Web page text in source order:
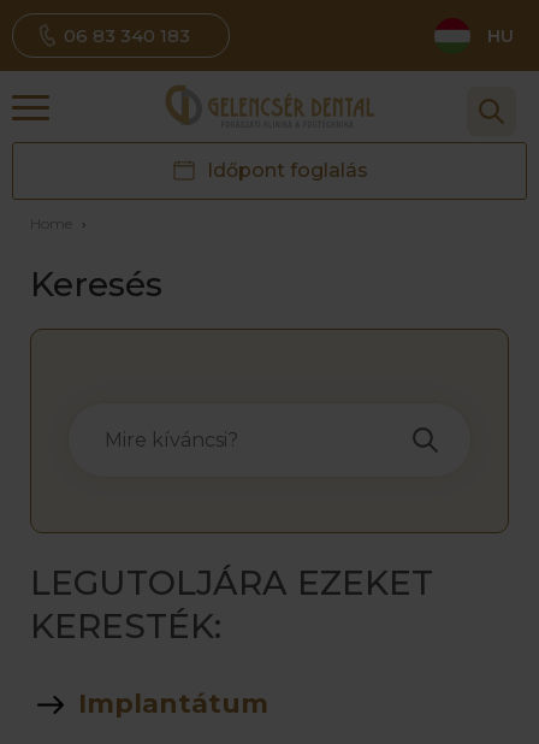
06 83 340 183 HU
Időpont foglalás
Home ›
Keresés
LEGUTOLJÁRA EZEKET
KERESTÉK:
Implantátum